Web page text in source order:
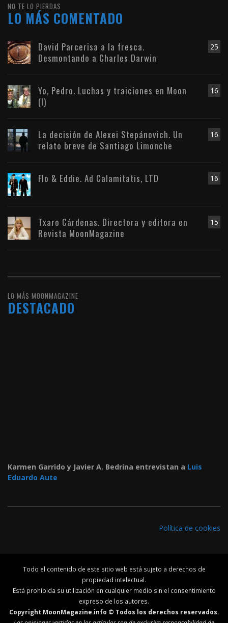
NO TE LO PIERDAS
LO MÁS COMENTADO
25
David Parcerisa a la fresca.
Desmontando a Charles Darwin
16
Yo, Pedro. Luchas y traiciones en Moon
(I)
16
La decisión de Alexei Stepánovich. Un
relato breve de Santiago Limonche
16
Flo & Eddie. Ad Calamitatis, LTD
15
Txaro Cárdenas. Directora y editora en
Revista MoonMagazine
LO MÁS MOONMAGAZINE
DESTACADO
Karmen Garrido y Javier A. Bedrina entrevistan a Luis
Eduardo Aute
Política de cookies
Todo el contenido de este sitio web está sujeto a derechos de
propiedad intelectual.
Está prohibida su utilización en cualquier medio sin el consentimiento
expreso de los autores.
Copyright MoonMagazine.info © Todos los derechos reservados.